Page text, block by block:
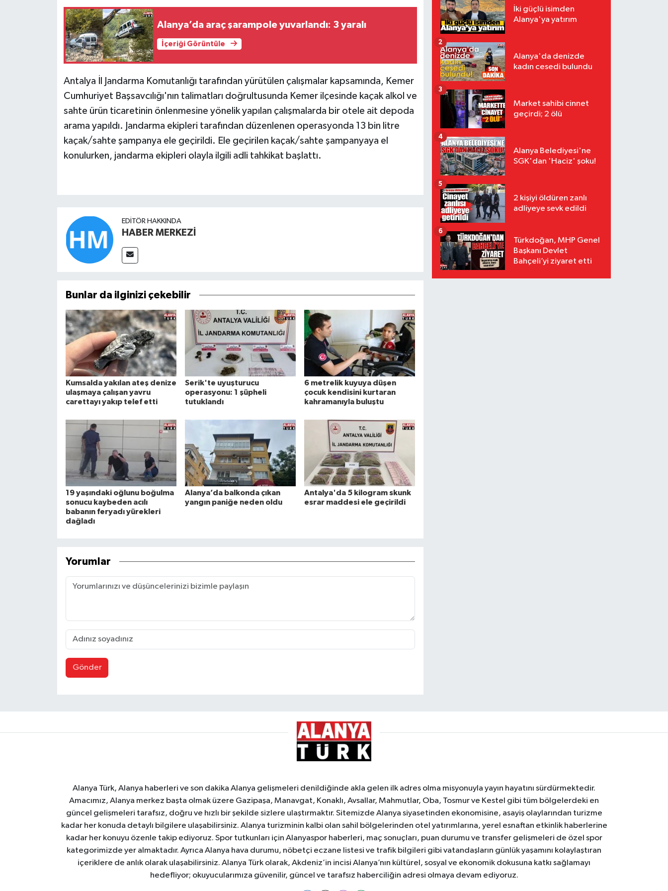
Alanya’da araç şarampole yuvarlandı: 3 yaralı
İçeriği Görüntüle
Antalya İl Jandarma Komutanlığı tarafından yürütülen çalışmalar kapsamında, Kemer
Cumhuriyet Başsavcılığı'nın talimatları doğrultusunda Kemer ilçesinde kaçak alkol ve
sahte ürün ticaretinin önlenmesine yönelik yapılan çalışmalarda bir otele ait depoda
arama yapıldı. Jandarma ekipleri tarafından düzenlenen operasyonda 13 bin litre
kaçak/sahte şampanya ele geçirildi. Ele geçirilen kaçak/sahte şampanyaya el
konulurken, jandarma ekipleri olayla ilgili adli tahkikat başlattı.
EDITÖR HAKKINDA
HABER MERKEZİ
Bunlar da ilginizi çekebilir
Kumsalda yakılan ateş denize
ulaşmaya çalışan yavru
carettayı yakıp telef etti
Serik'te uyuşturucu
operasyonu: 1 şüpheli
tutuklandı
6 metrelik kuyuya düşen
çocuk kendisini kurtaran
kahramanıyla buluştu
19 yaşındaki oğlunu boğulma
sonucu kaybeden acılı
babanın feryadı yürekleri
dağladı
Alanya’da balkonda çıkan
yangın paniğe neden oldu
Antalya'da 5 kilogram skunk
esrar maddesi ele geçirildi
Yorumlar
Gönder
İki güçlü isimden
Alanya'ya yatırım
Alanya'da denizde
kadın cesedi bulundu
2
Market sahibi cinnet
geçirdi; 2 ölü
3
Alanya Belediyesi'ne
SGK'dan 'Haciz' şoku!
4
2 kişiyi öldüren zanlı
adliyeye sevk edildi
5
Türkdoğan, MHP Genel
Başkanı Devlet
Bahçeli’yi ziyaret etti
6
Alanya Türk, Alanya haberleri ve son dakika Alanya gelişmeleri denildiğinde akla gelen ilk adres olma misyonuyla yayın hayatını sürdürmektedir.
Amacımız, Alanya merkez başta olmak üzere Gazipaşa, Manavgat, Konaklı, Avsallar, Mahmutlar, Oba, Tosmur ve Kestel gibi tüm bölgelerdeki en
güncel gelişmeleri tarafsız, doğru ve hızlı bir şekilde sizlere ulaştırmaktır. Sitemizde Alanya siyasetinden ekonomisine, asayiş olaylarından turizme
kadar her konuda detaylı bilgilere ulaşabilirsiniz. Alanya turizminin kalbi olan sahil bölgelerinden otel yatırımlarına, yerel esnaftan etkinlik haberlerine
kadar her konuyu özenle takip ediyoruz. Spor tutkunları için Alanyaspor haberleri, maç sonuçları, puan durumu ve transfer gelişmeleri de özel spor
kategorimizde yer almaktadır. Ayrıca Alanya hava durumu, nöbetçi eczane listesi ve trafik bilgileri gibi vatandaşların günlük yaşamını kolaylaştıran
içeriklere de anlık olarak ulaşabilirsiniz. Alanya Türk olarak, Akdeniz’in incisi Alanya’nın kültürel, sosyal ve ekonomik dokusuna katkı sağlamayı
hedefliyor; okuyucularımıza güvenilir, güncel ve tarafsız haberciliğin adresi olmaya devam ediyoruz.